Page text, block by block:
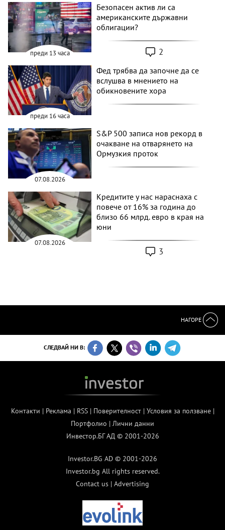
преди 13 часа
Безопасен актив ли са
американските държавни
облигации?
2
преди 16 часа
Фед трябва да започне да се
вслушва в мнението на
обикновените хора
07.08.2026
S&P 500 записа нов рекорд в
очакване на отварянето на
Ормузкия проток
07.08.2026
Кредитите у нас нараснаха с
повече от 16% за година до
близо 66 млрд. евро в края на
юни
3
НАГОРЕ
СЛЕДВАЙ НИ В:
Контакти | Реклама | RSS| Поверителност| Условия за ползване|
Портфолио | Лични данни
Инвестор.БГ АД © 2001-2026
Investor.BG AD © 2001-2026
Investor.bg All rights reserved.
Contact us | Advertising